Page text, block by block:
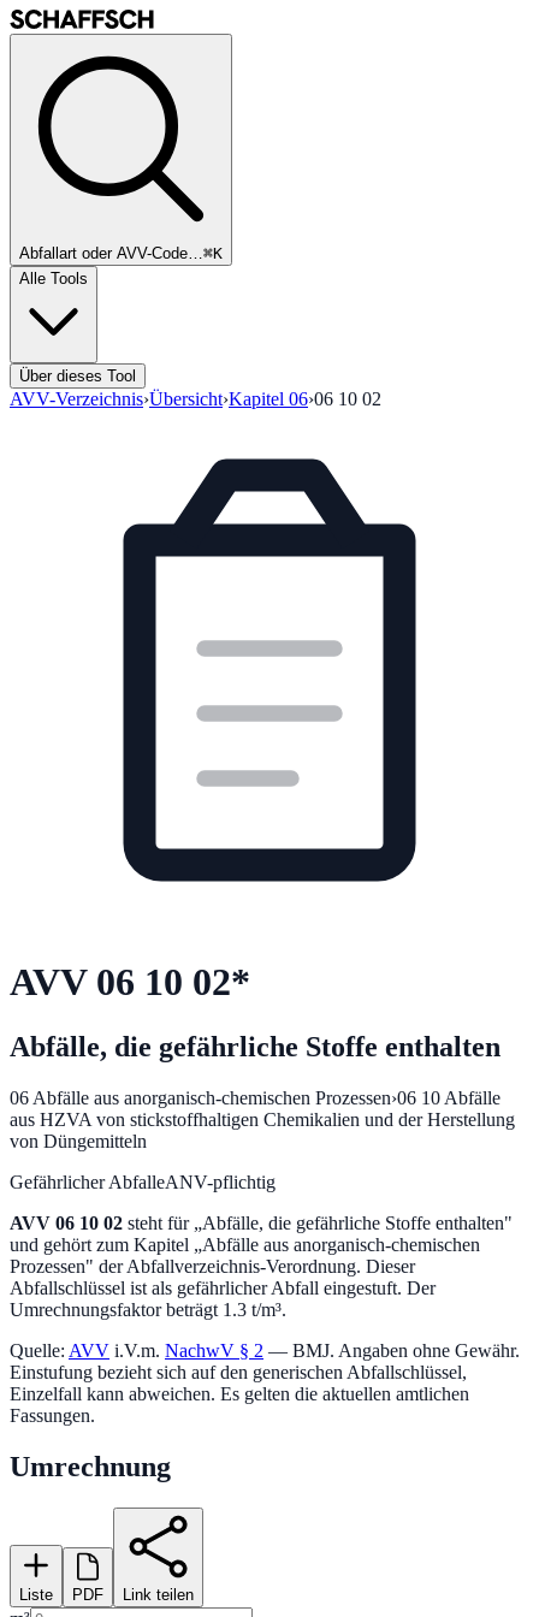
Abfallart oder AVV-Code…⌘K
Alle Tools
Über dieses Tool
AVV-Verzeichnis›Übersicht›Kapitel 06›06 10 02
AVV 06 10 02*
Abfälle, die gefährliche Stoffe enthalten
06 Abfälle aus anorganisch-chemischen Prozessen›06 10 Abfälle
aus HZVA von stickstoffhaltigen Chemikalien und der Herstellung
von Düngemitteln
Gefährlicher AbfalleANV-pflichtig
AVV 06 10 02 steht für „Abfälle, die gefährliche Stoffe enthalten"
und gehört zum Kapitel „Abfälle aus anorganisch-chemischen
Prozessen" der Abfallverzeichnis-Verordnung. Dieser
Abfallschlüssel ist als gefährlicher Abfall eingestuft. Der
Umrechnungsfaktor beträgt 1.3 t/m³.
Quelle: AVV i.V.m. NachwV § 2 — BMJ. Angaben ohne Gewähr.
Einstufung bezieht sich auf den generischen Abfallschlüssel,
Einzelfall kann abweichen. Es gelten die aktuellen amtlichen
Fassungen.
Umrechnung
Liste PDF Link teilen